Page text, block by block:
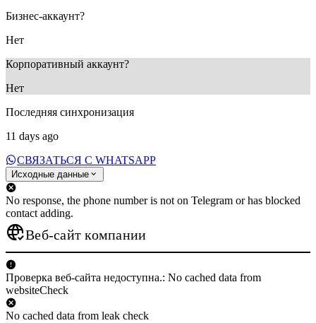
Бизнес-аккаунт?
Нет
Корпоративный аккаунт?
Нет
Последняя синхронизация
11 days ago
СВЯЗАТЬСЯ С WHATSAPP
Исходные данные
No response, the phone number is not on Telegram or has blocked
contact adding.
Веб-сайт компании
Проверка веб-сайта недоступна.: No cached data from
websiteCheck
No cached data from leak check